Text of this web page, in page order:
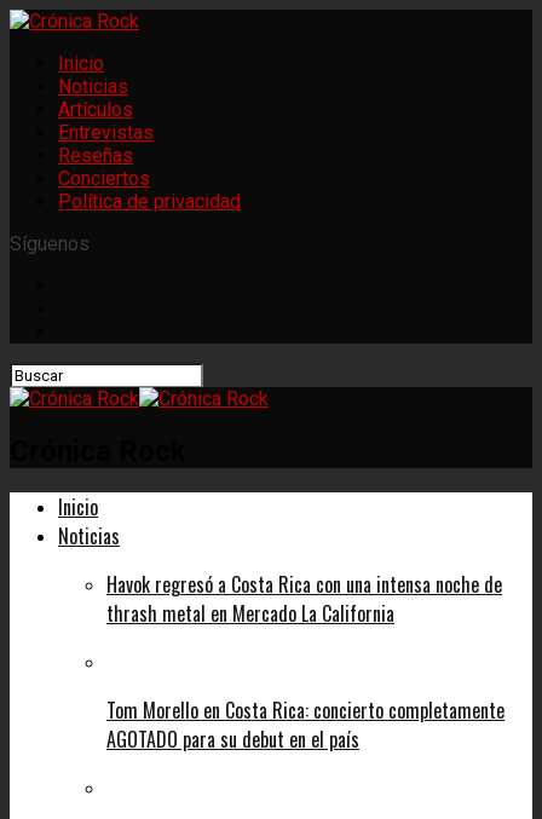
Inicio
Noticias
Artículos
Entrevistas
Reseñas
Conciertos
Política de privacidad
Síguenos
Inicio
Noticias
Havok regresó a Costa Rica con una intensa noche de
thrash metal en Mercado La California
Tom Morello en Costa Rica: concierto completamente
AGOTADO para su debut en el país